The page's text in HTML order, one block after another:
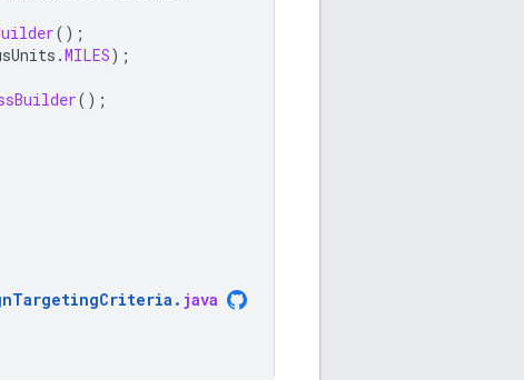
();
.MILES);
();
. java